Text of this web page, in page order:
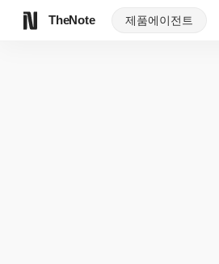
TheNote 제품에이전트